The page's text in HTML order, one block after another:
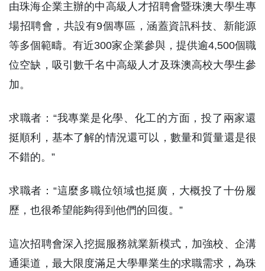
由珠海企業主辦的中高級人才招聘會暨珠澳大學生專
場招聘會，共設有9個專區，涵蓋資訊科技、新能源
等多個範疇。有近300家企業參與，提供逾4,500個職
位空缺，吸引數千名中高級人才及珠澳高校大學生參
加。
求職者：“我專業是化學、化工的方面，投了兩家還
挺順利，基本了解的情況還可以，數量和質量還是很
不錯的。”
求職者：“這麼多職位領域也挺廣，大概投了十份履
歷，也很希望能夠得到他們的回復。”
這次招聘會深入挖掘服務就業新模式，加強校、企溝
通渠道，最大限度滿足大學畢業生的求職需求，為珠